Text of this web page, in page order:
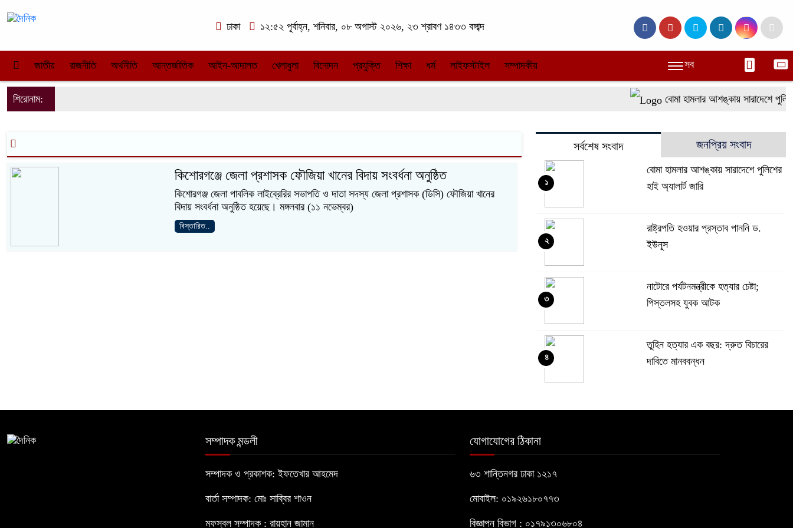
ঢাকা ১২:৫২ পূর্বাহ্ন, শনিবার, ০৮ অগাস্ট ২০২৬, ২৩ শ্রাবণ ১৪৩৩ বঙ্গাব্দ
জাতীয় রাজনীতি অর্থনীতি আন্তর্জাতিক আইন-আদালত খেলাধুলা বিনোদন প্রযুক্তি শিক্ষা ধর্ম লাইফস্টাইল সম্পাদকীয় সব
শিরোনাম: বোমা হামলার আশঙ্কায় সারাদেশে পুলিশের
কিশোরগঞ্জে জেলা প্রশাসক ফৌজিয়া খানের বিদায় সংবর্ধনা অনুষ্ঠিত
কিশোরগঞ্জ জেলা পাবলিক লাইব্রেরির সভাপতি ও দাতা সদস্য জেলা প্রশাসক (ডিসি) ফৌজিয়া খানের
বিদায় সংবর্ধনা অনুষ্ঠিত হয়েছে। মঙ্গলবার (১১ নভেম্বর)
বিস্তারিত..
সর্বশেষ সংবাদ জনপ্রিয় সংবাদ
বোমা হামলার আশঙ্কায় সারাদেশে পুলিশের
হাই অ্যালার্ট জারি
১
রাষ্ট্রপতি হওয়ার প্রস্তাব পাননি ড.
ইউনূস
২
নাটোরে পর্যটনমন্ত্রীকে হত্যার চেষ্টা;
পিস্তলসহ যুবক আটক
৩
তুহিন হত্যার এক বছর: দ্রুত বিচারের
দাবিতে মানববন্ধন
৪
৬
সম্পাদক মন্ডলী
সম্পাদক ও প্রকাশক: ইফতেখার আহমেদ
বার্তা সম্পাদক: মোঃ সাব্বির শাওন
মফস্বল সম্পাদক : রায়হান জামান
যোগাযোগের ঠিকানা
৬৩ শান্তিনগর ঢাকা ১২১৭
মোবাইল: ০১৯২৬১৮০৭৭৩
বিজ্ঞাপন বিভাগ : ০১৭৯১৩০৬৮০৪